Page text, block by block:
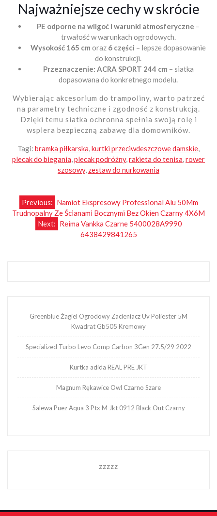
Najważniejsze cechy w skrócie
PE odporne na wilgoć i warunki atmosferyczne –
trwałość w warunkach ogrodowych.
Wysokość 165 cm oraz 6 części – lepsze dopasowanie
do konstrukcji.
Przeznaczenie: ACRA SPORT 244 cm – siatka
dopasowana do konkretnego modelu.
Wybierając akcesorium do trampoliny, warto patrzeć
na parametry techniczne i zgodność z konstrukcją.
Dzięki temu siatka ochronna spełnia swoją rolę i
wspiera bezpieczną zabawę dla domowników.
Tagi: bramka piłkarska,kurtki przeciwdeszczowe damskie,
plecak do biegania,plecak podróżny,rakieta do tenisa,rower
szosowy, zestaw do nurkowania
Nawigacja
wpisu
Previous: Namiot Ekspresowy Professional Alu 50Mm
Trudnopalny Ze Ścianami Bocznymi Bez Okien Czarny 4X6M
Next: Reima Vankka Czarne 5400028A9990
6438429841265
Greenblue Żagiel Ogrodowy Zacieniacz Uv Poliester 5M
Kwadrat Gb505 Kremowy
Specialized Turbo Levo Comp Carbon 3Gen 27.5/29 2022
Kurtka adida REAL PRE JKT
Magnum Rękawice Owl Czarno Szare
Salewa Puez Aqua 3 Ptx M Jkt 0912 Black Out Czarny
zzzzz